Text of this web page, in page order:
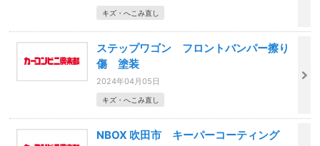
キズ・へこみ直し
ステップワゴン フロントバンパー擦り
傷 塗装
2024年04月05日
キズ・へこみ直し
NBOX 吹田市 キーパーコーティング